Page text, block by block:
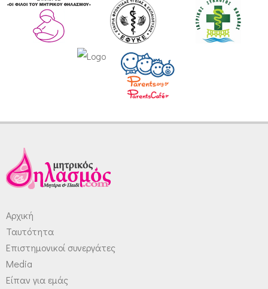
Αρχική
Ταυτότητα
Επιστημονικοί συνεργάτες
Media
Είπαν για εμάς